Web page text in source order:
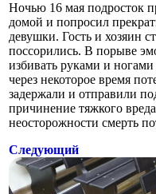
Ночью 16 мая подросток
домой и попросил
девушки. Гость и хозяин
поссорились. В порыве
избивать руками и
через некоторое время
задержали и отправили
причинение тяжкого
неосторожности смерть
Следующий